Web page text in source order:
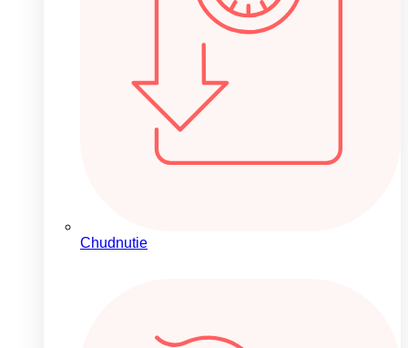
Chudnutie